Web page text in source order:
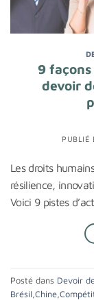
9
devoir
PUBLIÉ
Les droits
résilience,
Voici 9 pistes
Posté dans Devoir
Brésil Chine